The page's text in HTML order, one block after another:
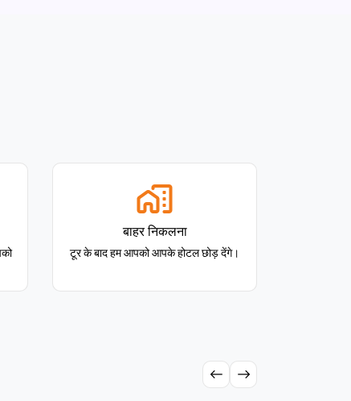
बाहर निकलना
टूर के बाद हम आपको आपके होटल छोड़ देंगे।